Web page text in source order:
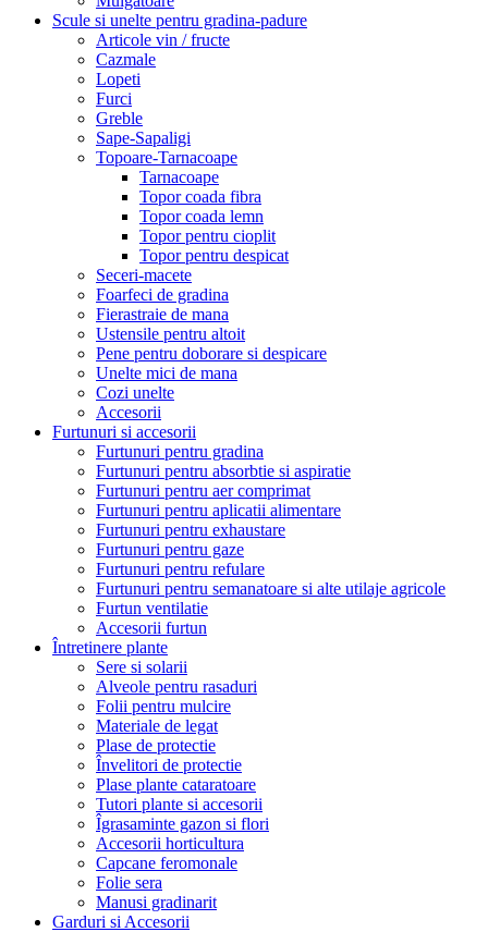
Scule si unelte pentru gradina-padure
Articole vin / fructe
Cazmale
Lopeti
Furci
Greble
Sape-Sapaligi
Topoare-Tarnacoape
Tarnacoape
Topor coada fibra
Topor coada lemn
Topor pentru cioplit
Topor pentru despicat
Seceri-macete
Foarfeci de gradina
Fierastraie de mana
Ustensile pentru altoit
Pene pentru doborare si despicare
Unelte mici de mana
Cozi unelte
Accesorii
Furtunuri si accesorii
Furtunuri pentru gradina
Furtunuri pentru absorbtie si aspiratie
Furtunuri pentru aer comprimat
Furtunuri pentru aplicatii alimentare
Furtunuri pentru exhaustare
Furtunuri pentru gaze
Furtunuri pentru refulare
Furtunuri pentru semanatoare si alte utilaje agricole
Furtun ventilatie
Accesorii furtun
Întretinere plante
Sere si solarii
Alveole pentru rasaduri
Folii pentru mulcire
Materiale de legat
Plase de protectie
Învelitori de protectie
Plase plante cataratoare
Tutori plante si accesorii
Îgrasaminte gazon si flori
Accesorii horticultura
Capcane feromonale
Folie sera
Manusi gradinarit
Garduri si Accesorii